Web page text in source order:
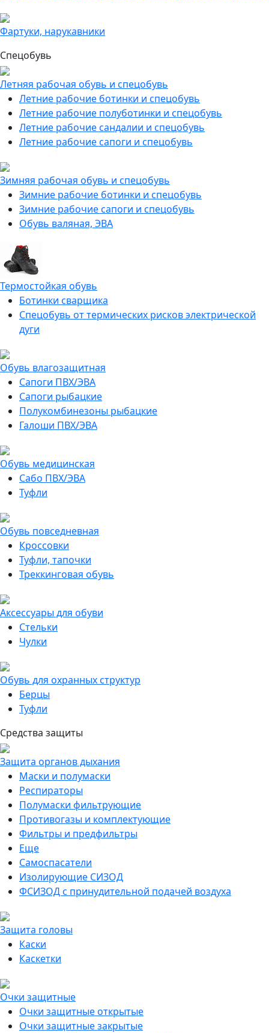
Фартуки, нарукавники
Спецобувь
Летняя рабочая обувь и спецобувь
Летние рабочие ботинки и спецобувь
Летние рабочие полуботинки и спецобувь
Летние рабочие сандалии и спецобувь
Летние рабочие сапоги и спецобувь
Зимняя рабочая обувь и спецобувь
Зимние рабочие ботинки и спецобувь
Зимние рабочие сапоги и спецобувь
Обувь валяная, ЭВА
Термостойкая обувь
Ботинки сварщика
Спецобувь от термических рисков электрической
дуги
Обувь влагозащитная
Сапоги ПВХ/ЭВА
Сапоги рыбацкие
Полукомбинезоны рыбацкие
Галоши ПВХ/ЭВА
Обувь медицинская
Сабо ПВХ/ЭВА
Туфли
Обувь повседневная
Кроссовки
Туфли, тапочки
Треккинговая обувь
Аксессуары для обуви
Стельки
Чулки
Обувь для охранных структур
Берцы
Туфли
Средства защиты
Защита органов дыхания
Маски и полумаски
Респираторы
Полумаски фильтрующие
Противогазы и комплектующие
Фильтры и предфильтры
Еще
Самоспасатели
Изолирующие СИЗОД
ФСИЗОД с принудительной подачей воздуха
Защита головы
Каски
Каскетки
Очки защитные
Очки защитные открытые
Очки защитные закрытые